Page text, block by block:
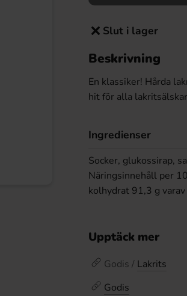
Slut i lager
Beskrivning
En klassiker! Hårda
hit för alla
Ingredienser
Socker, glukossirap,
Näringsinnehåll per
kolhydrat 91,3 g
Upptäck mer
Godis / Lakrits
Godis